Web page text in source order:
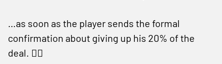
…as soon as the player sends the formal
confirmation about giving up his 20% of the
deal. ✍🏻